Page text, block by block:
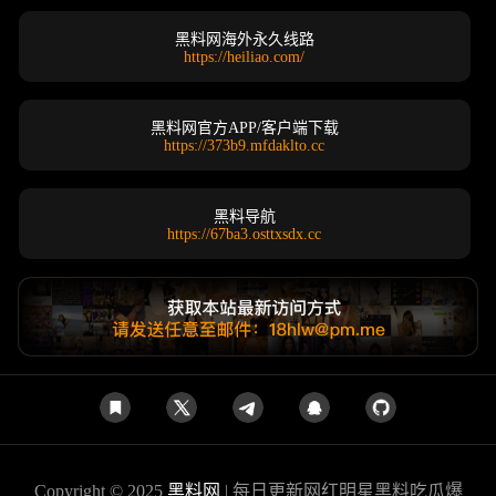
黑料网海外永久线路
https://heiliao.com/
黑料网官方APP/客户端下载
https://373b9.mfdaklto.cc
黑料导航
https://67ba3.osttxsdx.cc
Copyright © 2025 黑料网 | 每日更新网红明星黑料吃瓜爆